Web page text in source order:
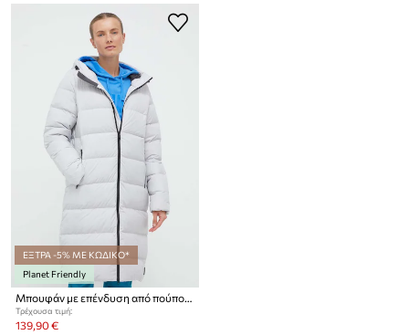
ΕΞΤΡΑ -5% ΜΕ ΚΩΔΙΚΟ*
Planet Friendly
Τρέχουσα τιμή:
139,90 €